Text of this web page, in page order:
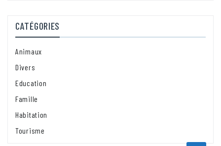
CATÉGORIES
Animaux
Divers
Education
Famille
Habitation
Tourisme